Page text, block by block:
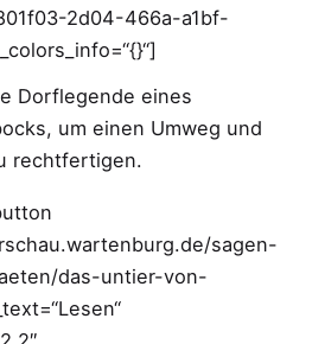
2d04-466a-a1bf-
Dorflegende eines
um einen Umweg und
rechtfertigen.
sagen-
das-untier-von-